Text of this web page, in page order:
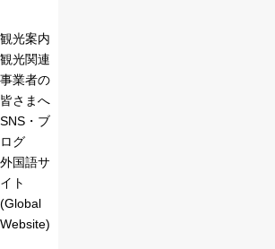
観光案内
観光関連
事業者の
皆さまへ
SNS・ブ
ログ
外国語サ
イト
(Global
Website)